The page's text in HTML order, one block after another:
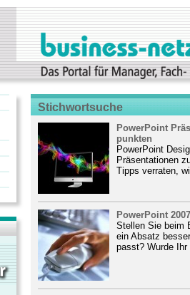
Stichwortsuche
PowerPoint
punkten
PowerPoint
Präsentationen
Tipps verraten,
PowerPoint
Stellen Sie beim
ein Absatz
passt? Wurde